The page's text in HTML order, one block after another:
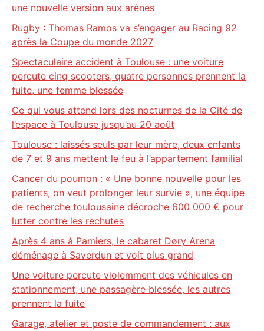
une nouvelle version aux arènes
Rugby : Thomas Ramos va s’engager au Racing 92
après la Coupe du monde 2027
Spectaculaire accident à Toulouse : une voiture
percute cinq scooters, quatre personnes prennent la
fuite, une femme blessée
Ce qui vous attend lors des nocturnes de la Cité de
l’espace à Toulouse jusqu’au 20 août
Toulouse : laissés seuls par leur mère, deux enfants
de 7 et 9 ans mettent le feu à l’appartement familial
Cancer du poumon : « Une bonne nouvelle pour les
patients, on veut prolonger leur survie », une équipe
de recherche toulousaine décroche 600 000 € pour
lutter contre les rechutes
Après 4 ans à Pamiers, le cabaret Døry Arena
déménage à Saverdun et voit plus grand
Une voiture percute violemment des véhicules en
stationnement, une passagère blessée, les autres
prennent la fuite
Garage, atelier et poste de commandement : aux